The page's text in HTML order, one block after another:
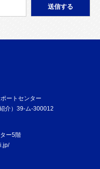
ートセンター
介）39-ム-300012
ー5階